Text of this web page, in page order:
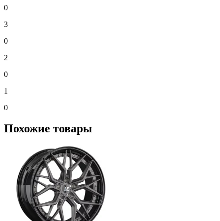
0
3
0
2
0
1
0
Похожие товары